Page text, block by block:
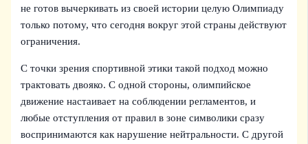
не готов вычеркивать из своей истории целую Олимпиаду
только потому, что сегодня вокруг этой страны действуют
ограничения.
С точки зрения спортивной этики такой подход можно
трактовать двояко. С одной стороны, олимпийское
движение настаивает на соблюдении регламентов, и
любые отступления от правил в зоне символики сразу
воспринимаются как нарушение нейтральности. С другой